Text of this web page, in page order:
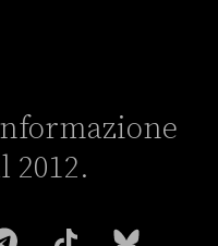
2012.